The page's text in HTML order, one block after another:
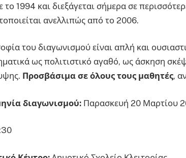
το 1994 και διεξάγεται σήμερα σε
ανελλιπώς από το 2006.
του διαγωνισμού είναι απλή και
ως πολιτιστικό αγαθό, ως άσκηση
Προσβάσιμα σε όλους τους μαθητές,
διαγωνισμού: Παρασκευή 20 Μαρτίου